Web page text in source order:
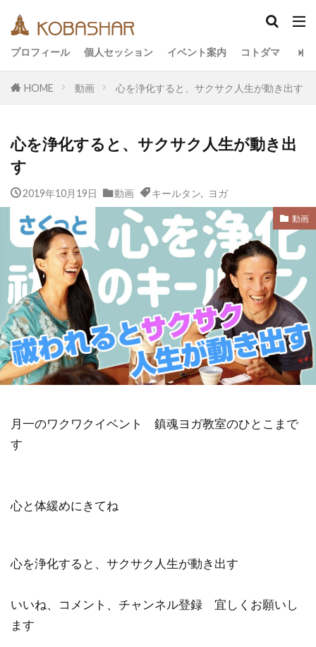
プロフィール 個人セッション イベント案内 コトダマ
HOME 動画 心を浄化すると、サクサク人生が動き出す
心を浄化すると、サクサク人生が動き出
す
2019年10月19日 動画 キールタン ヨガ
動画
月一のワクワクイベント 鎮魂ヨガ教室のひとこまで
す
心と体緩めにきてね
心を浄化すると、サクサク人生が動き出す
いいね、コメント、チャンネル登録 宜しくお願いし
ます
カテゴリー
アーティスト
イベント イヤシロチ
エコ
バシャール・宇宙の法則
ヘナ
ヨガ
リトリート ワンネス
ヴィーガン
健康
動画 友人 合宿
名古屋
地底人
宇宙人
岐阜
引き寄せの法則
愛 断食 旅
沖縄
満月
石川県 祓い 覚醒の学校
農業
金沢市
鎮魂 非二元
検索